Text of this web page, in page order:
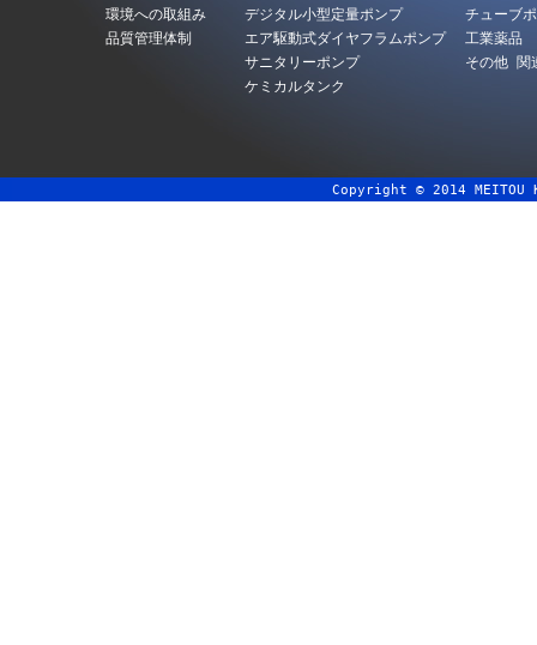
環境への取組み
品質管理体制
デジタル小型定量ポンプ
エア駆動式ダイヤフラムポンプ
サニタリーポンプ
ケミカルタンク
チューブ
工業薬品
その他 関
Copyright © 2014